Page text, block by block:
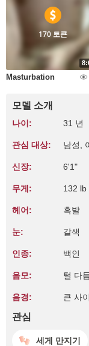
170 토큰
Masturbation
모델 소개
나이: 31 년
관심 대상: 남성,
신장: 6'1"
무게: 132 lb
헤어: 흑발
눈: 갈색
인종: 백인
음모: 털 다
음경: 큰 사
관심
세게 만지기